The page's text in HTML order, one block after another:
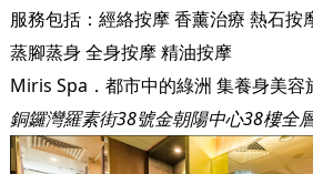
服務包括： 經絡按摩香薰治療 熱石按
蒸腳蒸身全身按摩精油按摩
銅鑼灣羅素街38號金朝陽中心38樓全